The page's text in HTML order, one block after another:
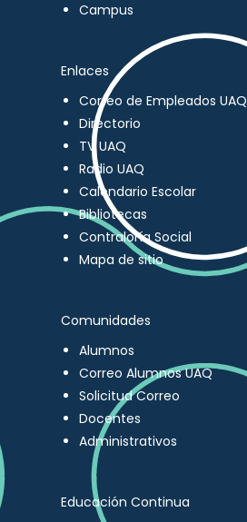
Campus
Enlaces
Correo de Empleados UAQ
Directorio
TV UAQ
Radio UAQ
Calendario Escolar
Bibliotecas
Contraloría Social
Mapa de sitio
Comunidades
Alumnos
Correo Alumnos UAQ
Solicitud Correo
Docentes
Administrativos
Educación Continua